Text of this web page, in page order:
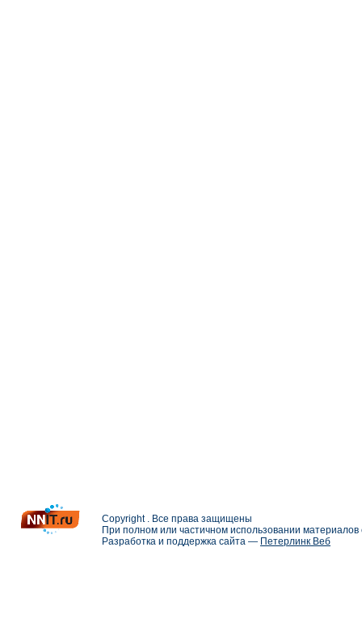
Copyright . Все права защищены
При полном или частичном использовании
Разработка и поддержка сайта — Петерлинк Веб